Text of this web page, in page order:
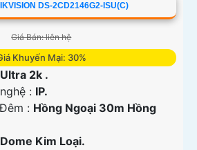
DS-2CD2146G2-ISU(C)
Giá Bán: liên hệ
Khuyến Mại: 30%
Ultra 2k .
: IP.
: Hồng Ngoại 30m Hồng
Dome Kim Loại.